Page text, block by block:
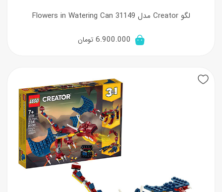
لگو Creator مدل 31149 Flowers in Watering Can
6.900.000 تومان